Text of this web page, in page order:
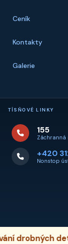
Ceník
Kontakty
Galerie
TÍSŇOVÉ LINKY
155
Záchranná
+420
Nonstop